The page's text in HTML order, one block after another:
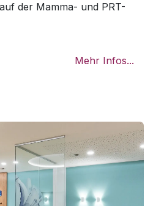
der Mamma- und PRT-
Mehr Infos...